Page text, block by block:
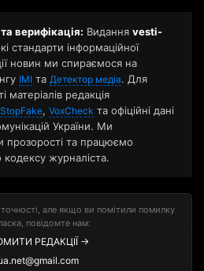
верифікація: Видання vesti-
стандарти інформаційної
новин ми спираємося на
ІМІ та Детектор медіа. Для
матеріалів редакція
StopFake, VoxCheck та офіційні дані
України. Ми
прозорості та працюємо
кодексу журналіста.
але якщо ви помітили помилку
повідомте нам:
РЕДАКЦІЇ →